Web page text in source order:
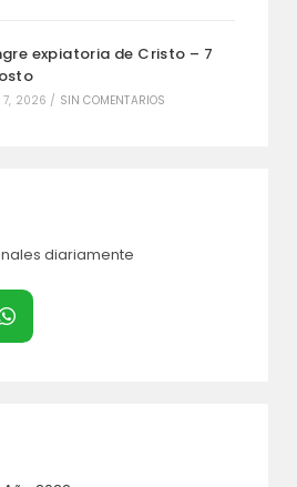
expiatoria de Cristo – 7
7, 2026 / SIN COMENTARIOS
diariamente